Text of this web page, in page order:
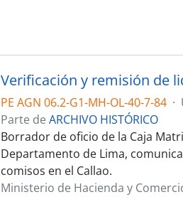
Verificación y remisión de
PE AGN 06.2-G1-MH-OL-40-7-84 ·
Parte de ARCHIVO HISTÓRICO
Borrador de oficio de la Caja
Departamento de Lima,
comisos en el Callao.
Ministerio de Hacienda y